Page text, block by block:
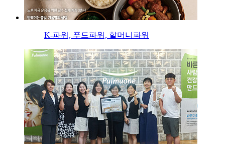
K-파워, 푸드파워, 할머니파워